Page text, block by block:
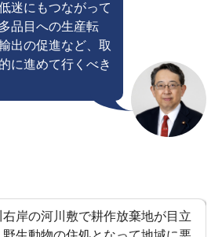
迷にもつながって
品目への生産転
出の促進など、取
に進めて行くべき
右岸の河川敷で耕作放棄地が目立